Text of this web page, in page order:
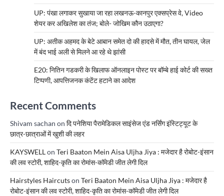
UP: पंखा लगाकर सुखाया जा रहा लखनऊ-कानपुर एक्सप्रेस वे, Video
शेयर कर अखिलेश का तंज; बोले- जोखिम कौन उठाएगा?
UP: अतीक अहमद के बेटे आबान समेत दो की हादसे में मौत, तीन घायल, जेल
में बंद भाई अली से मिलने आ रहे थे झांसी
E20: नितिन गडकरी के खिलाफ ऑनलाइन पोस्ट पर बॉम्बे हाई कोर्ट की सख्त
टिप्पणी, आपत्तिजनक कंटेंट हटाने का आदेश
Recent Comments
Shivam sachan on दि पनेशिया पैरामेडिकल साइंसेज एंड नर्सिंग इंस्टिट्यूट के
छात्र-छात्राओं में खुशी की लहर
KAYSWELLon Teri Baaton Mein Aisa Uljha Jiya : मजेदार है रोबोट-इंसान
की लव स्टोरी, शाहिद-कृति का रोमांस-कॉमेडी जीत लेगी दिल
Hairstyles Haircutson Teri Baaton Mein Aisa Uljha Jiya : मजेदार है
रोबोट-इंसान की लव स्टोरी, शाहिद-कृति का रोमांस-कॉमेडी जीत लेगी दिल